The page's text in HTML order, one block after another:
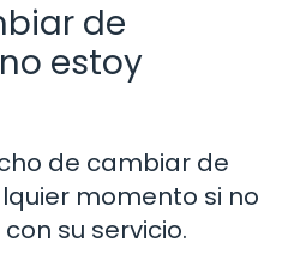
de
estoy
de cambiar de
momento si no
su servicio.